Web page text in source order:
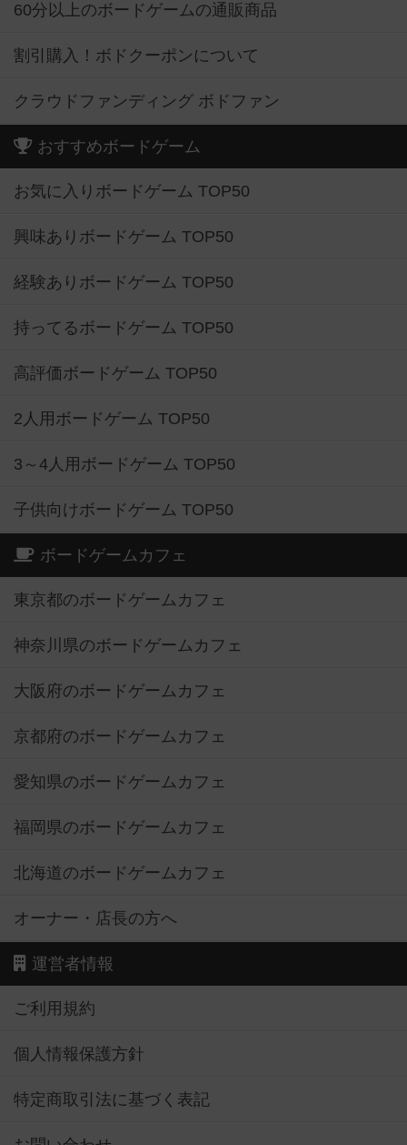
60分以上のボードゲームの通販商品
割引購入！ボドクーポンについて
クラウドファンディング ボドファン
おすすめボードゲーム
お気に入りボードゲーム TOP50
興味ありボードゲーム TOP50
経験ありボードゲーム TOP50
持ってるボードゲーム TOP50
高評価ボードゲーム TOP50
2人用ボードゲーム TOP50
3～4人用ボードゲーム TOP50
子供向けボードゲーム TOP50
ボードゲームカフェ
東京都のボードゲームカフェ
神奈川県のボードゲームカフェ
大阪府のボードゲームカフェ
京都府のボードゲームカフェ
愛知県のボードゲームカフェ
福岡県のボードゲームカフェ
北海道のボードゲームカフェ
オーナー・店長の方へ
運営者情報
ご利用規約
個人情報保護方針
特定商取引法に基づく表記